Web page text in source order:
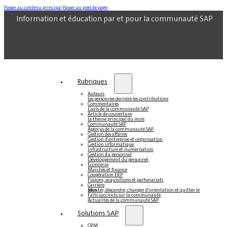
Passer au contenu principal Passer au pied de page
Information et éducation par et pour la communauté SAP
Rubriques
Auteurs
Les personnes derrière les contributions
Commentaires
L'avis de la communauté SAP
Article de couverture
Le thème principal du mois
Communauté SAP
Aperçus de la communauté SAP
Gestion des affaires
Gestion d'entreprise et organisation
Gestion informatique
Infrastructure et numérisation
Gestion du personnel
Développement du personnel
Économie
Marchés et finance
Coopération ERP
Fusions, acquisitions et partenariats
Carrière
Monter, descendre, changer d'orientation et quitter le pays
Faits succincts sur la communauté
Actualités de la communauté SAP
Solutions SAP
CRM